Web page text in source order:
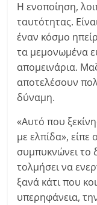
Η ενοποίηση,
ταυτότητας.
έναν κόσμο
τα μεμονωμένα
απομεινάρια.
αποτελέσουν
δύναμη.
«Αυτό που
με ελπίδα»,
συμπυκνώνει το
τολμήσει να
ξανά κάτι που
υπερηφάνεια,